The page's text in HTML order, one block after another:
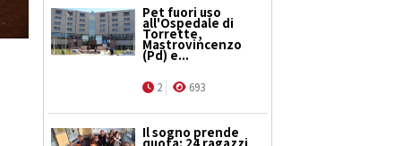
Pet fuori uso
all'Ospedale di
Torrette,
Mastrovincenzo
(Pd) e...
2 693
Il sogno prende